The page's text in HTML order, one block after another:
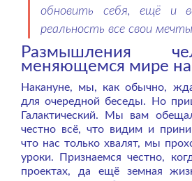
обновить себя, ещё и
реальность все свои
Размышления
меняющемся мире
Накануне, мы, как обычно,
для очередной беседы. Но
Галактический. Мы вам
честно всё, что видим и
что нас только хвалят, мы
уроки. Признаемся честно,
проектах, да ещё земная